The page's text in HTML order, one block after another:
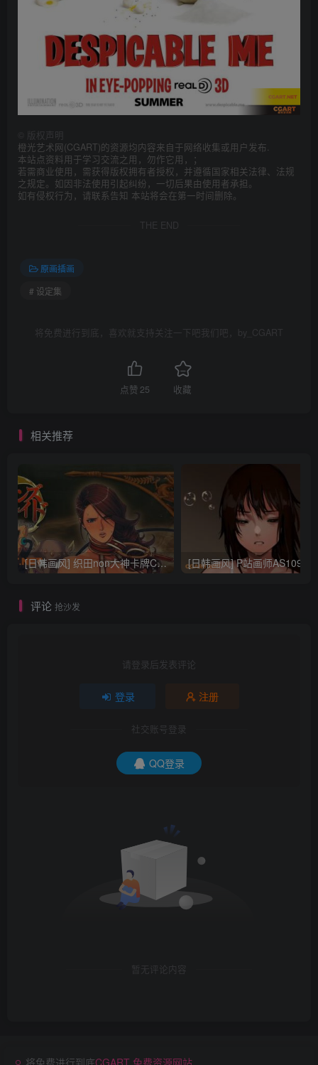
版权声明
橙光艺术网(CGART)的资源均内容来自于网络收集或用户发布.
本站点资料用于学习交流之用，勿作它用，；
若需商业使用，需获得版权拥有者授权，并遵循国家相关法律、法规
之规定。如因非法使用引起纠纷，一切后果由使用者承担。
如有侵权行为，请联系告知 本站将会在第一时间删除。
THE END
原画插画
# 设定集
将免费进行到底，喜欢就支持关注一下吧我们吧，by_CGART
点赞25 收藏
相关推荐
[日韩画风] 织田non大神卡牌CG插画设计画集256P 161M_CG原画资源
评论 抢沙发
请登录后发表评论
登录 注册
社交账号登录
QQ登录
暂无评论内容
将免费进行到底CGART 免费资源网站